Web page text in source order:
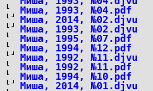
Миша, 1993, №04.pdf
Миша, 2014, №02.djvu
Миша, 1993, №02.djvu
Миша, 1995, №07.pdf
Миша, 1994, №12.pdf
Миша, 1992, №11.djvu
Миша, 1992, №11.pdf
Миша, 1994, №10.pdf
Миша, 2014, №01.djvu